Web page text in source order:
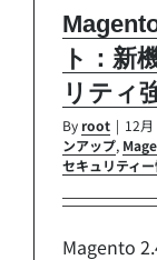
ト：新
リティ
By root | 12
ンアップ,
セキュリティ
Magento